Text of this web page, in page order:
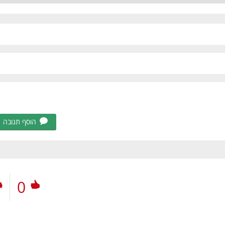
הוסף תגובה
0